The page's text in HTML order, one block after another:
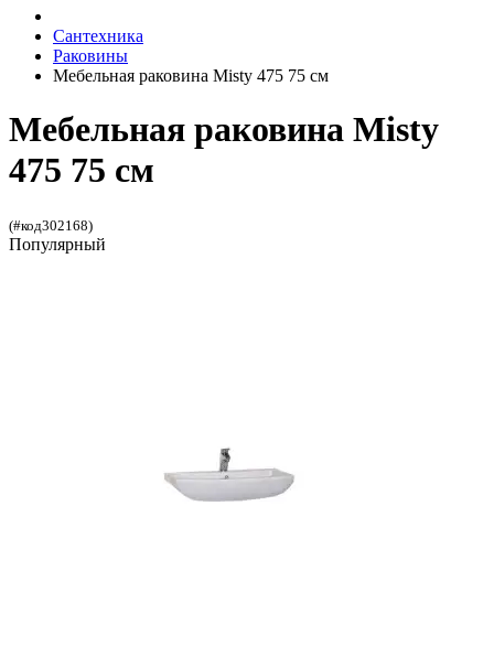
Сантехника
Раковины
Мебельная раковина Misty 475 75 см
Мебельная раковина Misty
475 75 см
(#код302168)
Популярный